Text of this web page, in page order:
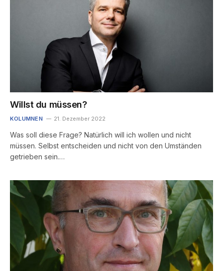
Willst du müssen?
KOLUMNEN 21. Dezember 2022
Was soll diese Frage? Natürlich will ich wollen und nicht
müssen. Selbst entscheiden und nicht von den Umständen
getrieben sein.…